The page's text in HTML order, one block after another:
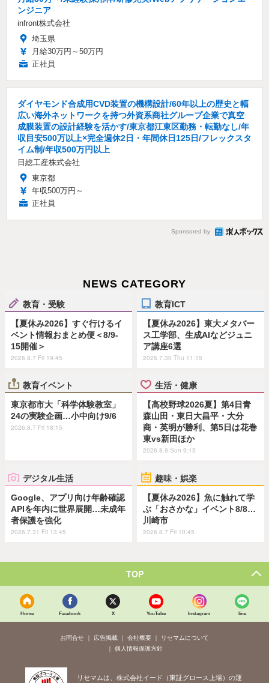
ンジニア
infront株式会社
埼玉県
月給30万円～50万円
正社員
ダイヤモンド合成用CVD装置の機構設計/60年以上の歴史と幅
広い海外ネットワークを持つ外資系商社グループ企業で真空
成膜装置の設計経験を活かす/東京都江東区勤務・転勤なし/年
収目安500万以上×完全週休2日・年間休日125日/フレックスタ
イム制/年収500万円以上
日総工産株式会社
東京都
年収500万円～
正社員
Sponsored by
NEWS CATEGORY
教育・受験
【夏休み2026】すぐ行けるイ
ベント情報おまとめ便＜8/9-
15開催＞
2026.8.7 Fri 19:45
教育ICT
【夏休み2026】東大メタバー
ス工学部、生成AIなどジュニ
ア講座6選
2026.7.30 Thu 11:15
教育イベント
東京都市大「科学体験教室」
24の実験企画…小中向け9/6
2026.8.7 Fri 18:15
生活・健康
【高校野球2026夏】第4日青
森山田・東日大昌平・大分
商・英明が勝利、第5日は花巻
東vs新田ほか
2026.8.9 Sun 9:15
デジタル生活
Google、アプリ向け年齢確認
APIを年内に世界展開…未成年
者保護を強化
2026.7.31 Fri 13:45
趣味・娯楽
【夏休み2026】魚に触れて学
ぶ「おさかな」イベント8/8…
川崎市
2026.8.7 Fri 10:45
TOP
Home Facebook X YouTube Instagram line
お問合せ 広告掲載 会社概要
リセマムについて
個人情報保護方針
リセマムは、株式会社イード（東証グロース上場）の運